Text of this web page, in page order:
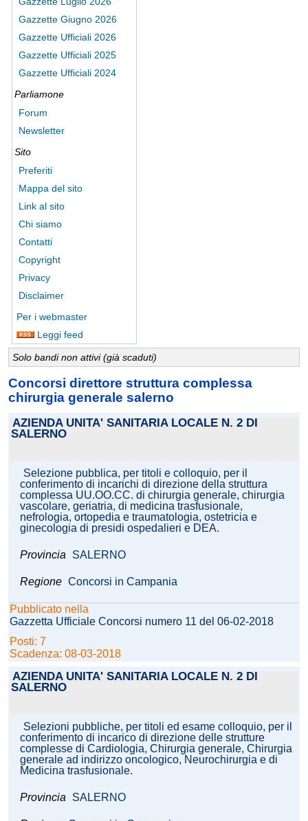
Gazzette Giugno 2026
Gazzette Ufficiali 2026
Gazzette Ufficiali 2025
Gazzette Ufficiali 2024
Parliamone
Forum
Newsletter
Sito
Preferiti
Mappa del sito
Link al sito
Chi siamo
Contatti
Copyright
Privacy
Disclaimer
Per i webmaster
Leggi feed
Solo bandi non attivi (già scaduti)
Concorsi direttore struttura complessa
chirurgia generale salerno
AZIENDA UNITA' SANITARIA LOCALE N. 2 DI
SALERNO
Selezione pubblica, per titoli e colloquio, per il
conferimento di incarichi di direzione della struttura
complessa UU.OO.CC. di chirurgia generale, chirurgia
vascolare, geriatria, di medicina trasfusionale,
nefrologia, ortopedia e traumatologia, ostetricia e
ginecologia di presidi ospedalieri e DEA.
Provincia SALERNO
Regione Concorsi in Campania
Pubblicato nella
Gazzetta Ufficiale Concorsi numero 11 del 06-02-2018
Posti: 7
Scadenza: 08-03-2018
AZIENDA UNITA' SANITARIA LOCALE N. 2 DI
SALERNO
Selezioni pubbliche, per titoli ed esame colloquio, per il
conferimento di incarico di direzione delle strutture
complesse di Cardiologia, Chirurgia generale, Chirurgia
generale ad indirizzo oncologico, Neurochirurgia e di
Medicina trasfusionale.
Provincia SALERNO